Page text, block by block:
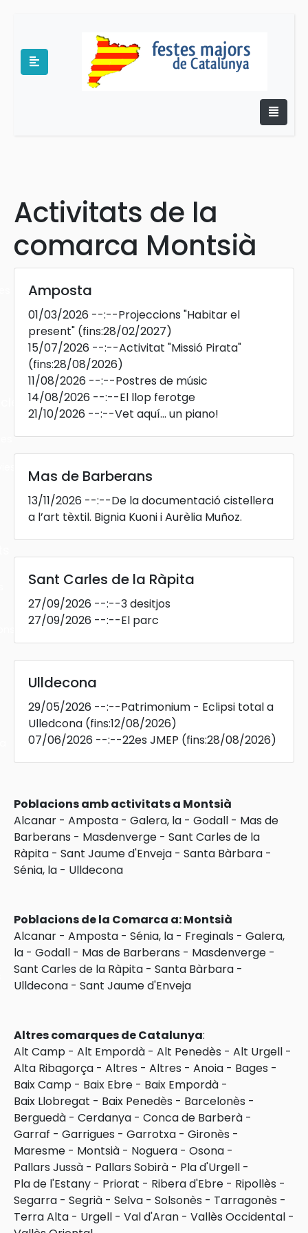
Activitats de la
comarca Montsià
Amposta
01/03/2026 --:--Projeccions "Habitar el
present" (fins:28/02/2027)
15/07/2026 --:--Activitat "Missió Pirata"
(fins:28/08/2026)
11/08/2026 --:--Postres de músic
14/08/2026 --:--El llop ferotge
21/10/2026 --:--Vet aquí... un piano!
Mas de Barberans
13/11/2026 --:--De la documentació cistellera
a l’art tèxtil. Bignia Kuoni i Aurèlia Muñoz.
Sant Carles de la Ràpita
27/09/2026 --:--3 desitjos
27/09/2026 --:--El parc
Ulldecona
29/05/2026 --:--Patrimonium - Eclipsi total a
Ulledcona (fins:12/08/2026)
07/06/2026 --:--22es JMEP (fins:28/08/2026)
Poblacions amb activitats a Montsià
Alcanar - Amposta - Galera, la - Godall - Mas de
Barberans - Masdenverge - Sant Carles de la
Ràpita - Sant Jaume d'Enveja - Santa Bàrbara -
Sénia, la - Ulldecona
Poblacions de la Comarca a: Montsià
Alcanar - Amposta - Sénia, la - Freginals - Galera,
la - Godall - Mas de Barberans - Masdenverge -
Sant Carles de la Ràpita - Santa Bàrbara -
Ulldecona - Sant Jaume d'Enveja
Altres comarques de Catalunya:
Alt Camp - Alt Empordà - Alt Penedès - Alt Urgell -
Alta Ribagorça - Altres - Altres - Anoia - Bages -
Baix Camp - Baix Ebre - Baix Empordà -
Baix Llobregat - Baix Penedès - Barcelonès -
Berguedà - Cerdanya - Conca de Barberà -
Garraf - Garrigues - Garrotxa - Gironès -
Maresme - Montsià - Noguera - Osona -
Pallars Jussà - Pallars Sobirà - Pla d'Urgell -
Pla de l'Estany - Priorat - Ribera d'Ebre - Ripollès -
Segarra - Segrià - Selva - Solsonès - Tarragonès -
Terra Alta - Urgell - Val d'Aran - Vallès Occidental -